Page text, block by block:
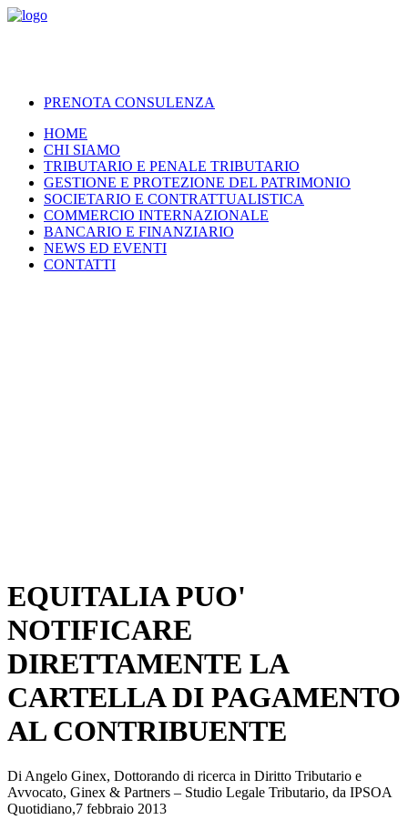
PRENOTA CONSULENZA
HOME
CHI SIAMO
TRIBUTARIO E PENALE TRIBUTARIO
GESTIONE E PROTEZIONE DEL PATRIMONIO
SOCIETARIO E CONTRATTUALISTICA
COMMERCIO INTERNAZIONALE
BANCARIO E FINANZIARIO
NEWS ED EVENTI
CONTATTI
EQUITALIA PUO'
NOTIFICARE
DIRETTAMENTE LA
CARTELLA DI PAGAMENTO
AL CONTRIBUENTE
Di Angelo Ginex, Dottorando di ricerca in Diritto Tributario e
Avvocato, Ginex & Partners – Studio Legale Tributario, da IPSOA
Quotidiano,7 febbraio 2013